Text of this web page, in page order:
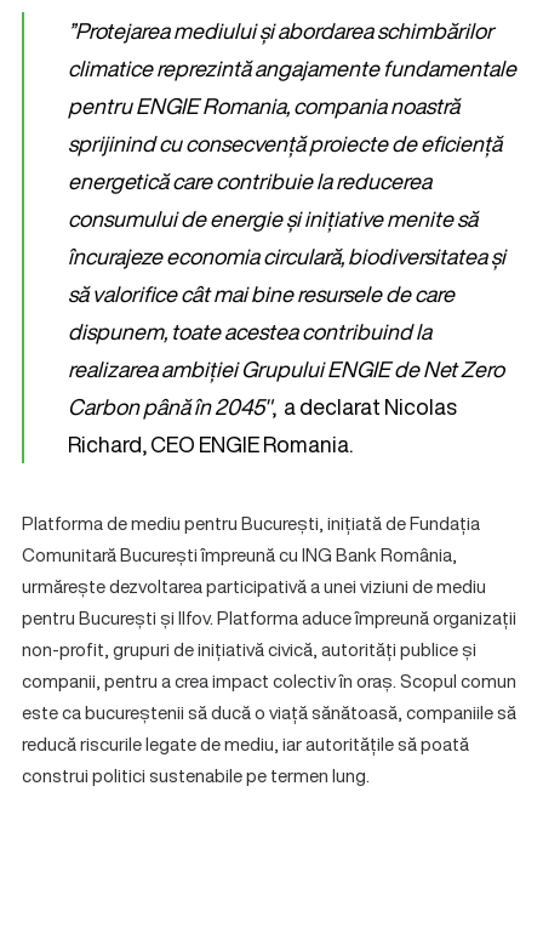
”Protejarea mediului și abordarea schimbărilor
climatice reprezintă angajamente fundamentale
pentru ENGIE Romania, compania noastră
sprijinind cu consecvență proiecte de eficiență
energetică care contribuie la reducerea
consumului de energie și inițiative menite să
încurajeze economia circulară, biodiversitatea și
să valorifice cât mai bine resursele de care
dispunem, toate acestea contribuind la
realizarea ambiției Grupului ENGIE de Net Zero
Carbon până în 2045″, a declarat Nicolas
Richard, CEO ENGIE Romania.
Platforma de mediu pentru București, inițiată de Fundația
Comunitară București împreună cu ING Bank România,
urmărește dezvoltarea participativă a unei viziuni de mediu
pentru București și Ilfov. Platforma aduce împreună organizații
non-profit, grupuri de inițiativă civică, autorități publice și
companii, pentru a crea impact colectiv în oraș. Scopul comun
este ca bucureștenii să ducă o viață sănătoasă, companiile să
reducă riscurile legate de mediu, iar autoritățile să poată
construi politici sustenabile pe termen lung.